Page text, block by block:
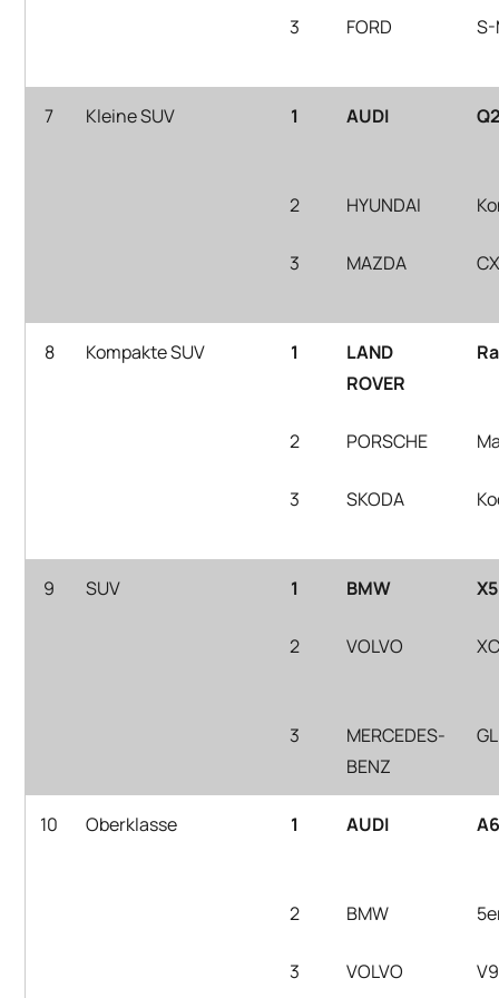
3 FORD
7 Kleine SUV 1 AUDI
2 HYUNDAI
3 MAZDA
8 Kompakte SUV 1
LAND
ROVER
2 PORSCHE
3 SKODA
9 SUV 1 BMW
2 VOLVO
3
MERCEDES-
BENZ
10 Oberklasse 1 AUDI
2 BMW
3 VOLVO